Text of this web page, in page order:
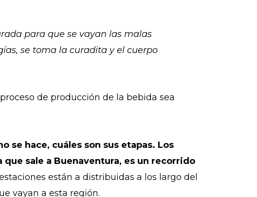
para que se vayan las malas
se toma la curadita y el cuerpo
de producción de la bebida sea
se hace, cuáles son sus etapas. Los
que sale a Buenaventura, es un recorrido
están a distribuidas a los largo del
vayan a esta región.